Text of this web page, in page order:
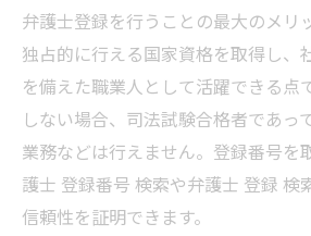
弁護士登録を行うことの最大のメリ
独占的に行える国家資格を取得し、
を備えた職業人として活躍できる点
しない場合、司法試験合格者であっ
業務などは行えません。登録番号を
護士 登録番号 検索や弁護士 登録 検
信頼性を証明できます。